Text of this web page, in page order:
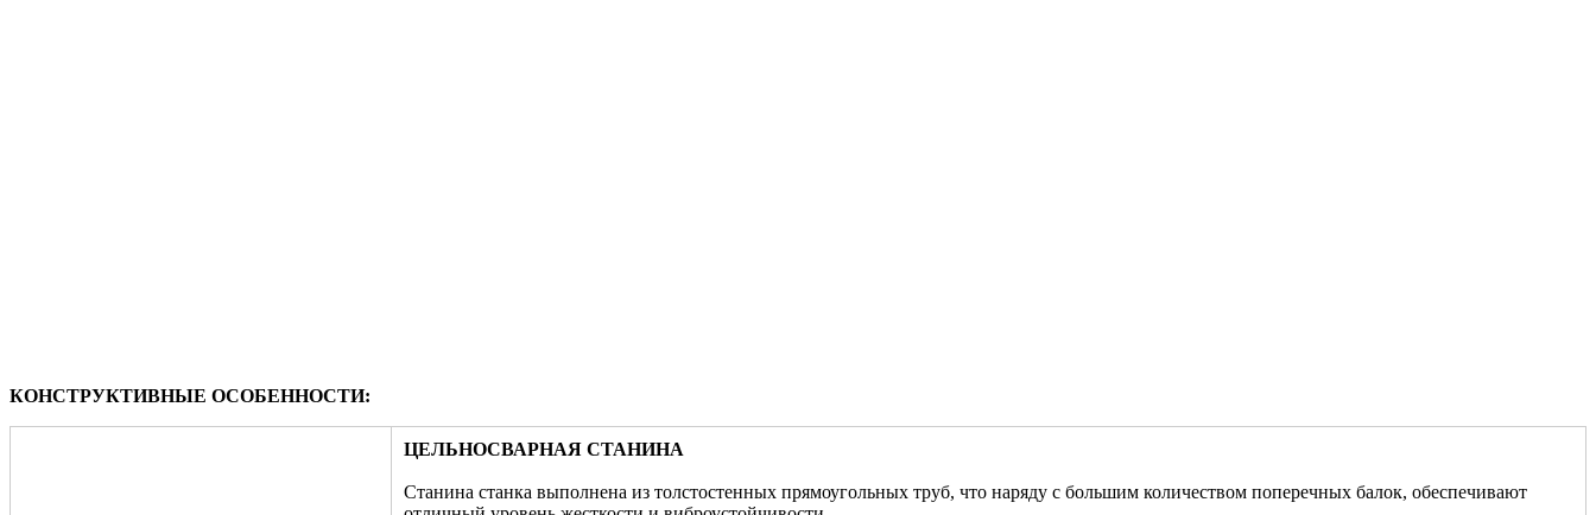
КОНСТРУКТИВНЫЕ ОСОБЕННОСТИ:
ЦЕЛЬНОСВАРНАЯ СТАНИНА
Станина станка выполнена из толстостенных прямоугольных труб, что наряду с большим количеством поперечных балок, обеспечивают